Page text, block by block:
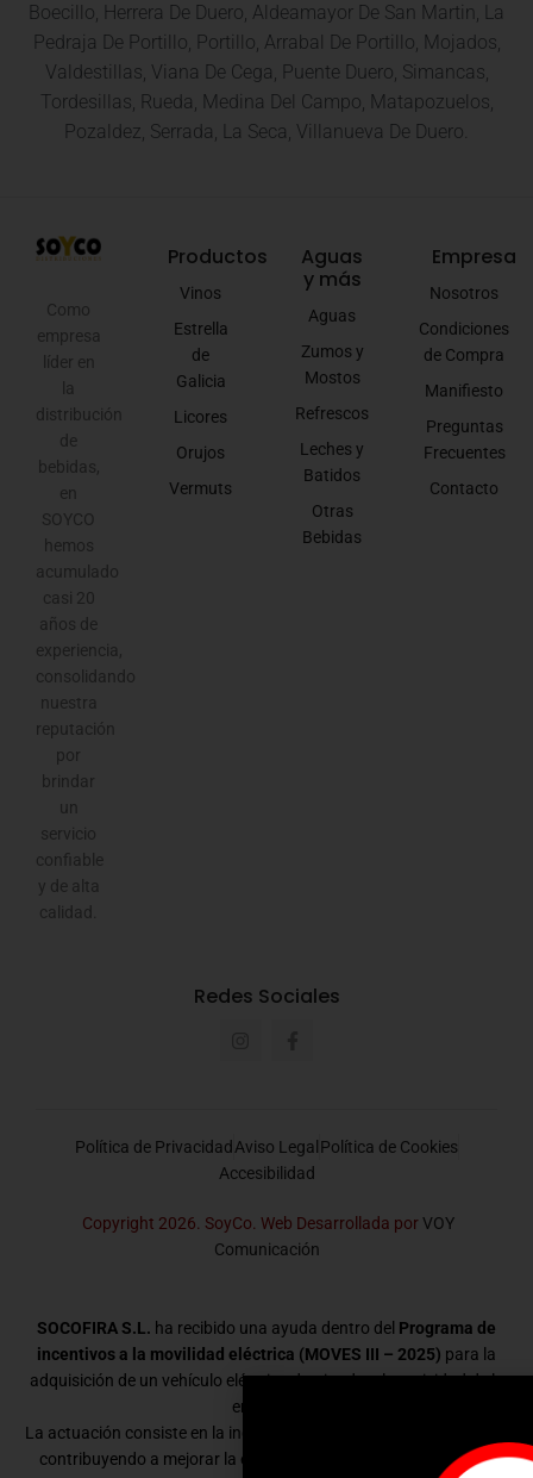
Boecillo, Herrera De Duero, Aldeamayor De San Martin, La
Pedraja De Portillo, Portillo, Arrabal De Portillo, Mojados,
Valdestillas, Viana De Cega, Puente Duero, Simancas,
Tordesillas, Rueda, Medina Del Campo, Matapozuelos,
Pozaldez, Serrada, La Seca, Villanueva De Duero.
Como
empresa
líder en
la
distribución
de
bebidas,
en
SOYCO
hemos
acumulado
casi 20
años de
experiencia,
consolidando
nuestra
reputación
por
brindar
un
servicio
confiable
y de alta
calidad.
Productos
Vinos
Estrella
de
Galicia
Licores
Orujos
Vermuts
Aguas
y más
Aguas
Zumos y
Mostos
Refrescos
Leches y
Batidos
Otras
Bebidas
Empresa
Nosotros
Condiciones
de Compra
Manifiesto
Preguntas
Frecuentes
Contacto
Redes Sociales
Política de PrivacidadAviso Legal Política de Cookies
Accesibilidad
Copyright 2026. SoyCo. Web Desarrollada porVOY
Comunicación
SOCOFIRA S.L. ha recibido una ayuda dentro del Programa de
incentivos a la movilidad eléctrica (MOVES III – 2025) para la
adquisición de un vehículo eléctrico destinado a la actividad de la
empresa.
La actuación consiste en la incorporación de un vehículo eléctrico,
contribuyendo a mejorar la eficiencia energética y a reducir las